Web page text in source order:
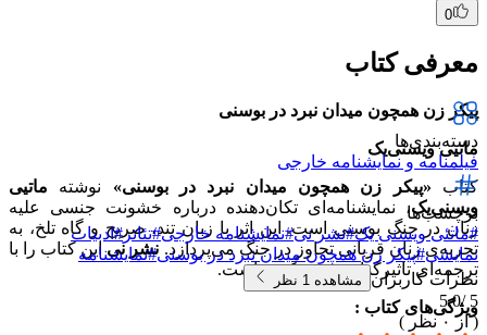
0
معرفی کتاب
پیکر زن همچون میدان نبرد در بوسنی
ماتیی ویسنی‌یک
کتاب «پیکر زن همچون میدان نبرد در بوسنی» نوشته ماتیی
ویسنی‌یک، نمایشنامه‌ای تکان‌دهنده درباره خشونت جنسی علیه
زنان در جنگ بوسنی است. این اثر با زبان تند، صریح و گاه تلخ، به
تجربه‌ی زنان قربانی تجاوز در جنگ می‌پردازد. نشر نیاین کتاب را با
ترجمه‌ای تاثیرگذار منتشر کرده است.
ویژگی‌های کتاب :
دسته‌بندی‌ها
فیلمنامه و نمایشنامه خارجی
برچسب‌ها
#ماتئی ویسنی یک#نشر نی#نمایشنامه خارجی#تئاتر#ادبیات
نمایشی#پیکر زن همچون میدان نبرد در بوسنی#نمایشنامه
نظرات کاربران مشاهده 1 نظر
5 /
5.0
( از ۰ نظر )